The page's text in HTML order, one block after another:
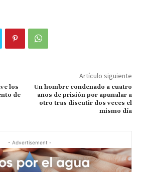
los
de
Artículo siguiente
Un hombre condenado a cuatro
años de prisión por apuñalar a
otro tras discutir dos veces el
mismo día
- Advertisement -